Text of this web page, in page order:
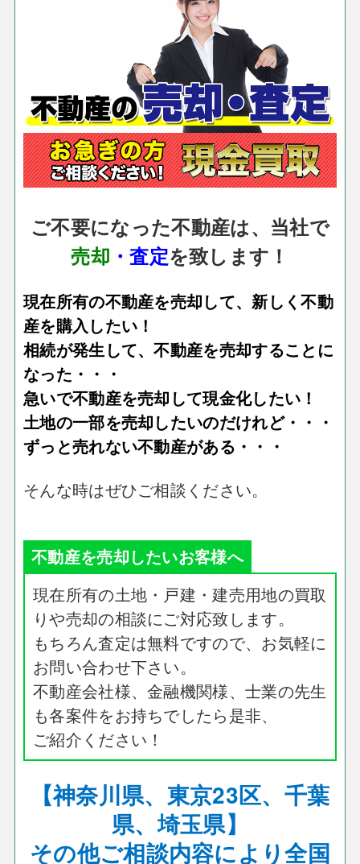
ご不要になった不動産は、当社で
売却 ・査定を致します！
現在所有の不動産を売却して、新しく不動
産を購入したい！
相続が発生して、不動産を売却することに
なった・・・
急いで不動産を売却して現金化したい！
土地の一部を売却したいのだけれど・・・
ずっと売れない不動産がある・・・
そんな時はぜひご相談ください。
不動産を売却したいお客様へ
現在所有の土地・戸建・建売用地の買取
りや売却の相談にご対応致します。
もちろん査定は無料ですので、お気軽に
お問い合わせ下さい。
不動産会社様、金融機関様、士業の先生
も各案件をお持ちでしたら是非、
ご紹介ください！
【神奈川県、東京23区、千葉
県、埼玉県】
その他ご相談内容により全国